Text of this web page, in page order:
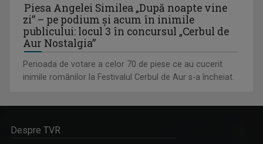
Piesa Angelei Similea „După noapte vine
zi” – pe podium şi acum în inimile
publicului: locul 3 în concursul „Cerbul de
Aur Nostalgia”
Perioada de votare a celor 70 de piese ce au cucerit
inimile românilor la Festivalul Cerbul de Aur s-a încheiat.
Despre TVR